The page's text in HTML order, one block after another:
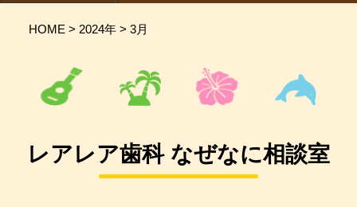
HOME > 2024年 >3月
レアレア歯科 なぜなに相談室